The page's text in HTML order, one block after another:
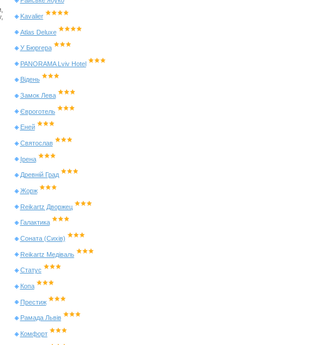
Kavalier
Atlas Deluxe
У Бюргера
PANORAMA Lviv Hotel
Відень
Замок Лева
Євроготель
Еней
Святослав
Ірена
Древній Град
Жорж
Reikartz Дворжец
Галактика
Соната (Сихів)
Reikartz Медіваль
Статус
Копа
Престиж
Рамада Львів
Комфорт